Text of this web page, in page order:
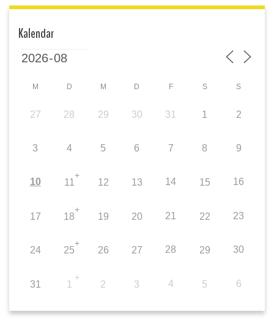
Kalendar
M D M D F S S
27 28 29 30 31 1 2
3 4 5 6 7 8 9
10 11
+
12 13 14 15 16
17 18
+
19 20 21 22 23
24 25
+
26 27 28 29 30
31 1
+
2 3 4 5 6